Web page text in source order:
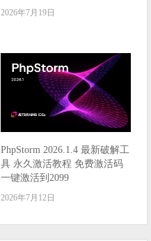
2026年7月19日
PhpStorm 2026.1.4 最新破解工
具 永久激活教程 免费激活码
一键激活到2099
2026年7月12日